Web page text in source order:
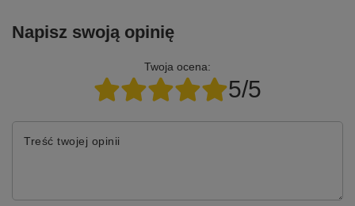
Napisz swoją opinię
Twoja ocena:
5/5
Treść twojej opinii